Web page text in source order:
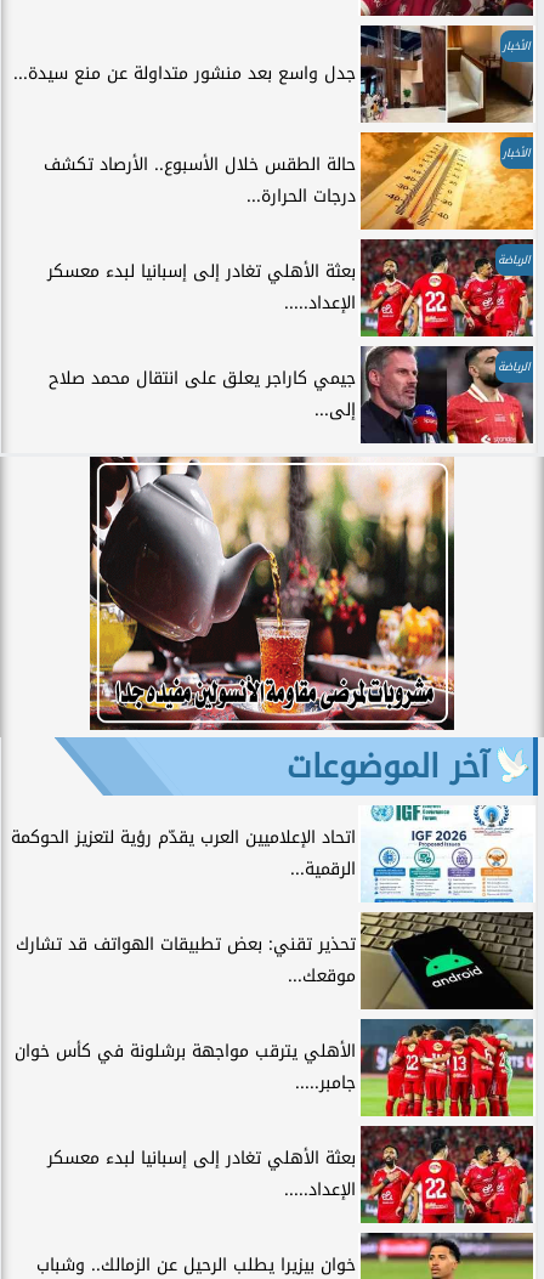
الأخبار
جدل واسع بعد منشور متداولة عن منع سيدة...
الأخبار
حالة الطقس خلال الأسبوع.. الأرصاد تكشف
درجات الحرارة...
الرياضة
بعثة الأهلي تغادر إلى إسبانيا لبدء معسكر
الإعداد.....
الرياضة
جيمي كاراجر يعلق على انتقال محمد صلاح
إلى...
آخر الموضوعات
اتحاد الإعلاميين العرب يقدّم رؤية لتعزيز الحوكمة
الرقمية...
تحذير تقني: بعض تطبيقات الهواتف قد تشارك
موقعك...
الأهلي يترقب مواجهة برشلونة في كأس خوان
جامبر.....
بعثة الأهلي تغادر إلى إسبانيا لبدء معسكر
الإعداد.....
خوان بيزيرا يطلب الرحيل عن الزمالك.. وشباب